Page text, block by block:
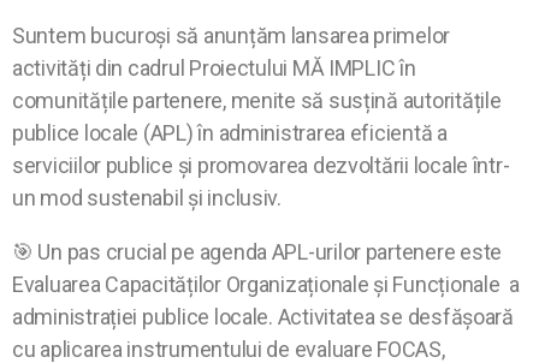
Suntem bucuroși să anunțăm lansarea primelor
activități din cadrul Proiectului MĂ IMPLIC în
comunitățile partenere, menite să susțină autoritățile
publice locale (APL) în administrarea eficientă a
serviciilor publice și promovarea dezvoltării locale într-
un mod sustenabil și inclusiv.
🎯 Un pas crucial pe agenda APL-urilor partenere este
Evaluarea Capacităților Organizaționale și Funcționale a
administrației publice locale. Activitatea se desfășoară
cu aplicarea instrumentului de evaluare FOCAS,